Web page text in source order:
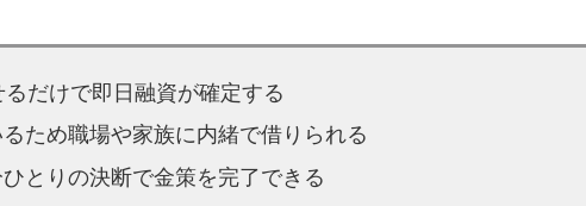
だけで即日融資が確定する
ため職場や家族に内緒で借りられる
とりの決断で金策を完了できる